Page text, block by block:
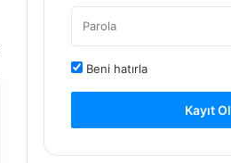
Beni hatırla
Kayıt Ol